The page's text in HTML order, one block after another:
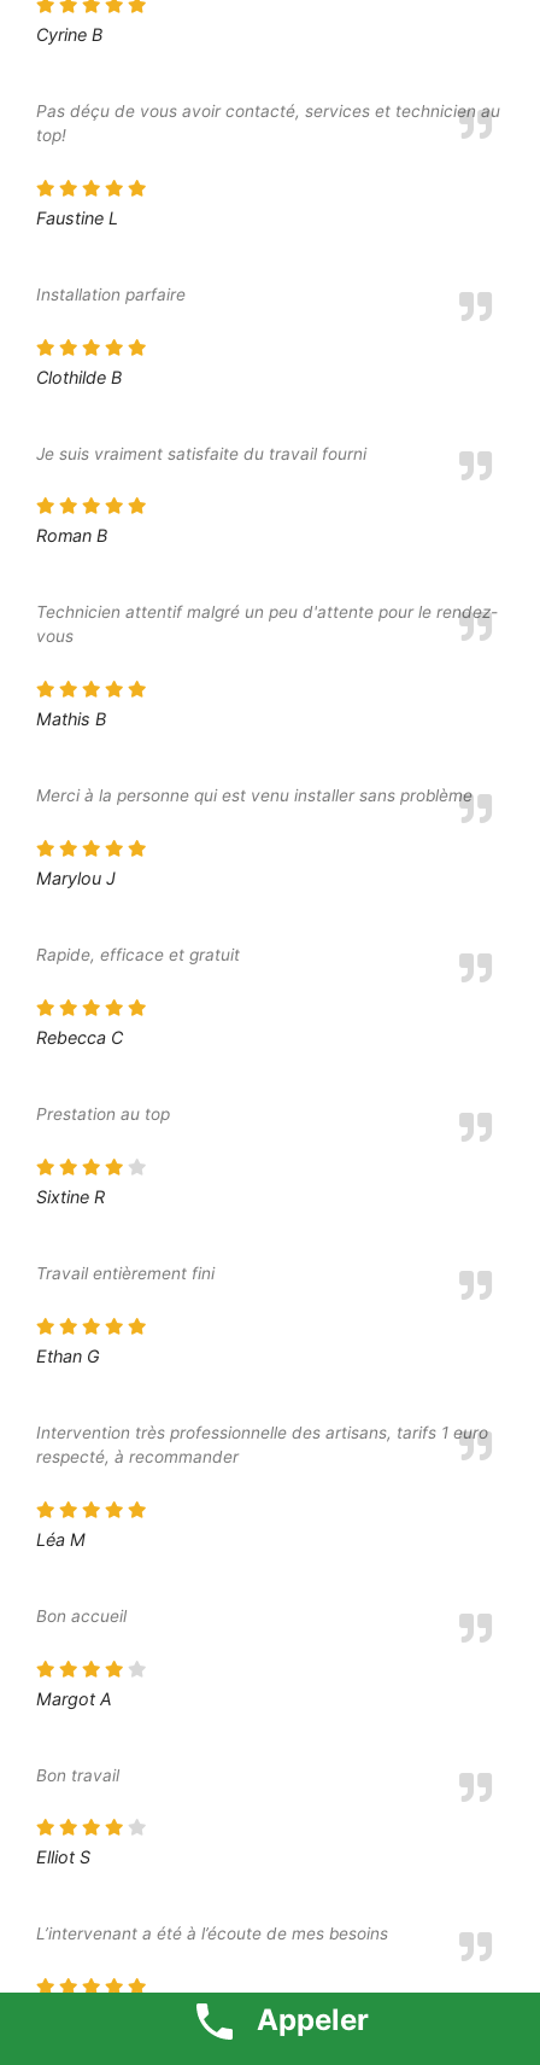
Cyrine B
Pas déçu de vous avoir contacté, services et technicien au
top!
Faustine L
Installation parfaire
Clothilde B
Je suis vraiment satisfaite du travail fourni
Roman B
Technicien attentif malgré un peu d'attente pour le rendez-
vous
Mathis B
Merci à la personne qui est venu installer sans problème
Marylou J
Rapide, efficace et gratuit
Rebecca C
Prestation au top
Sixtine R
Travail entièrement fini
Ethan G
Intervention très professionnelle des artisans, tarifs 1 euro
respecté, à recommander
Léa M
Bon accueil
Margot A
Bon travail
Elliot S
L’intervenant a été à l’écoute de mes besoins
Appeler